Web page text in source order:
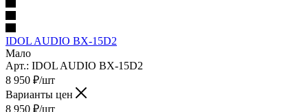
IDOL AUDIO BX-15D2
Мало
Арт.: IDOL AUDIO BX-15D2
8 950 ₽/шт
Варианты цен
8 950 ₽/шт